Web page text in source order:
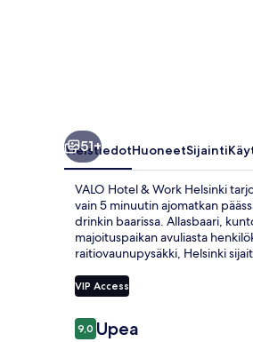
51+
YleistiedotHuoneetSijainti
VALO Hotel & Work Helsinki
vain 5 minuutin ajomatkan
drinkin baarissa. Allasbaari,
majoituspaikan avuliasta
raitiovaunupysäkki, Helsinki
VIP Access
Arvostelut
9,09,0 kautta 10.
Upea